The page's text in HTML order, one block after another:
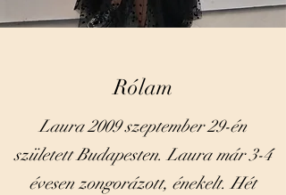
Rólam
Laura 2009 szeptember 29-én
született Budapesten. Laura már 3-4
évesen zongorázott, énekelt. Hét